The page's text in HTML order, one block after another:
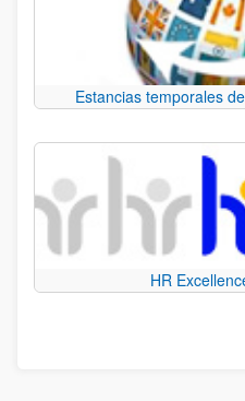
Estancias temporales
HR